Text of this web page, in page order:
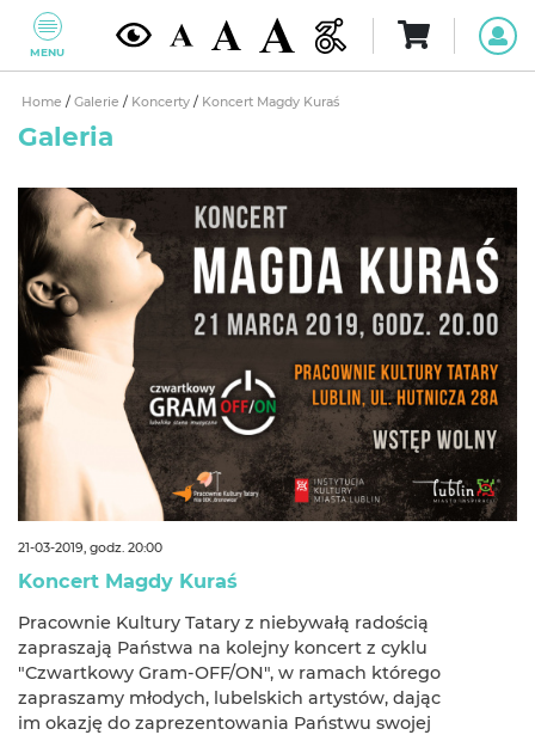
MENU
Home / Galerie / Koncerty / Koncert Magdy Kuraś
Galeria
21-03-2019, godz. 20:00
Koncert Magdy Kuraś
Pracownie Kultury Tatary z niebywałą radością
zapraszają Państwa na kolejny koncert z cyklu
"Czwartkowy Gram-OFF/ON", w ramach którego
zapraszamy młodych, lubelskich artystów, dając
im okazję do zaprezentowania Państwu swojej